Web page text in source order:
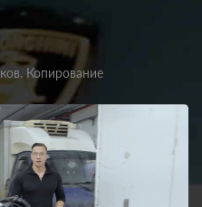
Копирование